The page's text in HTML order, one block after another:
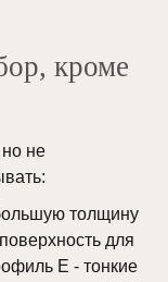
кроме
не
толщину
для
E - тонкие